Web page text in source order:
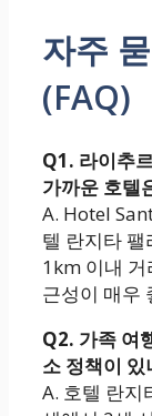
자주
(FAQ)
Q1. 라이추
가까운 호텔
A. Hotel
텔 란지타
1km 이내 거
근성이 매우
Q2. 가족 여
소 정책이 있
A. 호텔 란지